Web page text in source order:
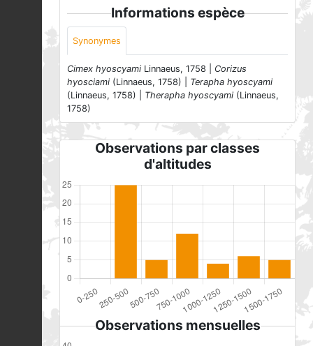
Informations espèce
Synonymes
Cimex hyoscyami Linnaeus, 1758 | Corizus
hyosciami (Linnaeus, 1758) | Terapha hyoscyami
(Linnaeus, 1758) | Therapha hyoscyami (Linnaeus,
1758)
Observations par classes
d'altitudes
Observations mensuelles